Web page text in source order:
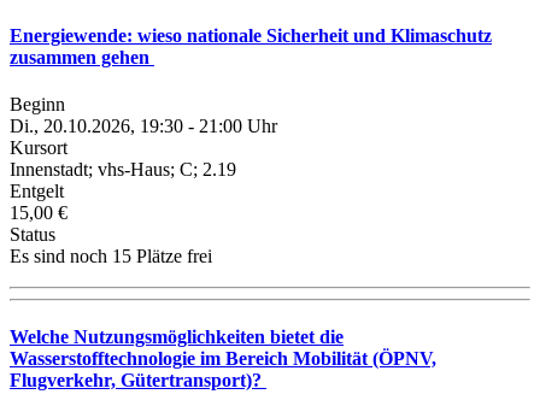
Energiewende: wieso nationale Sicherheit und Klimaschutz
zusammen gehen
Beginn
Di., 20.10.2026, 19:30 - 21:00 Uhr
Kursort
Innenstadt; vhs-Haus; C; 2.19
Entgelt
15,00 €
Status
Es sind noch 15 Plätze frei
Welche Nutzungsmöglichkeiten bietet die
Wasserstofftechnologie im Bereich Mobilität (ÖPNV,
Flugverkehr, Gütertransport)?